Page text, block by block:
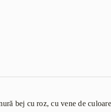
bej cu roz, cu vene de